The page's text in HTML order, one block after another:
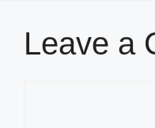
Leave a